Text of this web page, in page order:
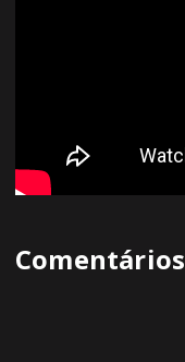
Comentários